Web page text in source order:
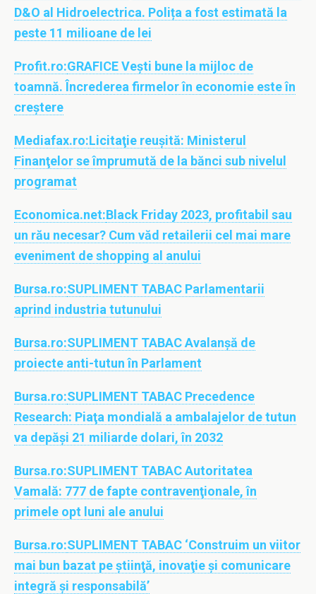
D&O al Hidroelectrica. Polița a fost estimată la
peste 11 milioane de lei
Profit.ro:GRAFICE Vești bune la mijloc de
toamnă. Încrederea firmelor în economie este în
creștere
Mediafax.ro:Licitaţie reuşită: Ministerul
Finanţelor se împrumută de la bănci sub nivelul
programat
Economica.net:Black Friday 2023, profitabil sau
un rău necesar? Cum văd retailerii cel mai mare
eveniment de shopping al anului
Bursa.ro:SUPLIMENT TABAC Parlamentarii
aprind industria tutunului
Bursa.ro:SUPLIMENT TABAC Avalanşă de
proiecte anti-tutun în Parlament
Bursa.ro:SUPLIMENT TABAC Precedence
Research: Piaţa mondială a ambalajelor de tutun
va depăşi 21 miliarde dolari, în 2032
Bursa.ro:SUPLIMENT TABAC Autoritatea
Vamală: 777 de fapte contravenţionale, în
primele opt luni ale anului
Bursa.ro:SUPLIMENT TABAC ‘Construim un viitor
mai bun bazat pe ştiinţă, inovaţie şi comunicare
integră şi responsabilă’